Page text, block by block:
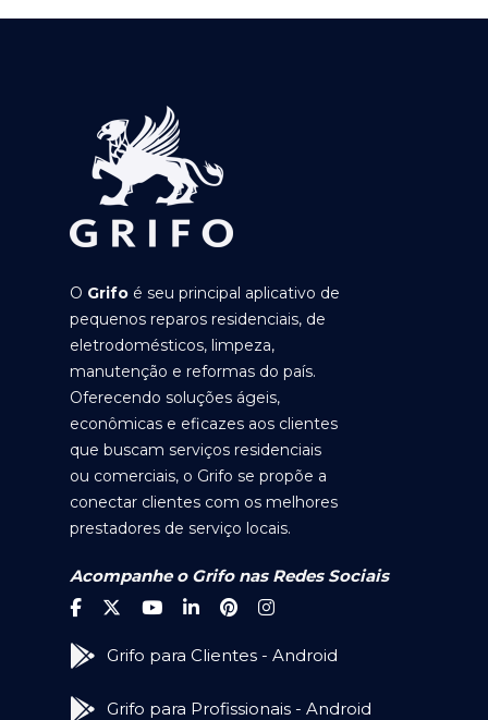
O Grifo é seu principal aplicativo de
pequenos reparos residenciais, de
eletrodomésticos, limpeza,
manutenção e reformas do país.
Oferecendo soluções ágeis,
econômicas e eficazes aos clientes
que buscam serviços residenciais
ou comerciais, o Grifo se propõe a
conectar clientes com os melhores
prestadores de serviço locais.
Acompanhe o Grifo nas Redes Sociais
Grifo para Clientes - Android
Grifo para Profissionais - Android